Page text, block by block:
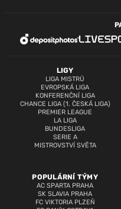
LIGY
LIGA MISTRŮ
EVROPSKÁ LIGA
KONFERENČNÍ LIGA
CHANCE LIGA (1. ČESKÁ LIGA)
PREMIER LEAGUE
LA LIGA
BUNDESLIGA
SERIE A
MISTROVSTVÍ SVĚTA
POPULÁRNÍ TÝMY
AC SPARTA PRAHA
SK SLAVIA PRAHA
FC VIKTORIA PLZEŇ